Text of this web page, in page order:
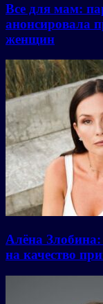
Все для мам:
анонсировала
женщин
Алёна
на качество